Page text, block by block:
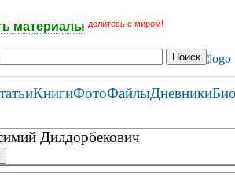
материалы делитесь с миром!
КнигиФотоФайлыДневники
Дилдорбекович